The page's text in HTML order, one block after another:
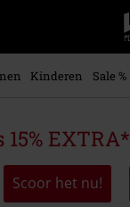
Kinderen Sale %
15% EXTRA*
Scoor het nu!